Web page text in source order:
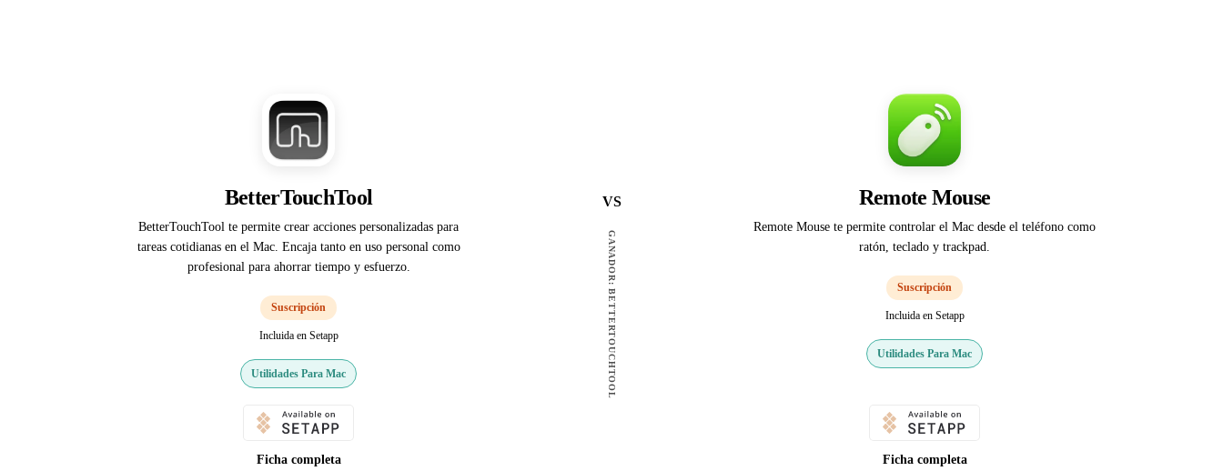
BetterTouchTool
BetterTouchTool te permite crear acciones personalizadas para
tareas cotidianas en el Mac. Encaja tanto en uso personal como
profesional para ahorrar tiempo y esfuerzo.
Suscripción
Incluida en Setapp
Utilidades Para Mac
Ficha completa
VS
GANADOR: BETTERTOUCHTOOL
Remote Mouse
Remote Mouse te permite controlar el Mac desde el teléfono como
ratón, teclado y trackpad.
Suscripción
Incluida en Setapp
Utilidades Para Mac
Ficha completa